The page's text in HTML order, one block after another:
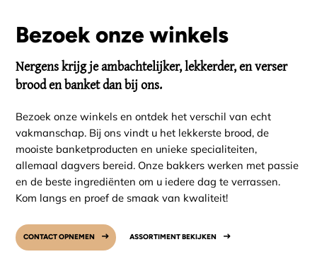
Bezoek onze winkels
Nergens krijg je ambachtelijker, lekkerder, en verser
brood en banket dan bij ons.
Bezoek onze winkels en ontdek het verschil van echt
vakmanschap. Bij ons vindt u het lekkerste brood, de
mooiste banketproducten en unieke specialiteiten,
allemaal dagvers bereid. Onze bakkers werken met passie
en de beste ingrediënten om u iedere dag te verrassen.
Kom langs en proef de smaak van kwaliteit!
CONTACT OPNEMEN ASSORTIMENT BEKIJKEN